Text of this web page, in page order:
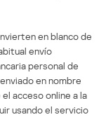
en blanco de
envío
personal de
en nombre
acceso online a la
usando el servicio